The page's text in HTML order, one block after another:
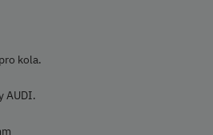
kola.
AUDI.